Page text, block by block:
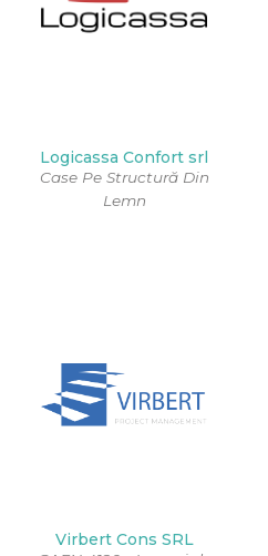
Logicassa Confort srl
Case Pe Structură Din
Lemn
Virbert Cons SRL